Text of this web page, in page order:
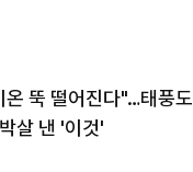
온 뚝 떨어진다"…태풍도
살 낸 '이것'